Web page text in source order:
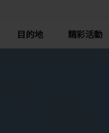
目的地 精彩活動